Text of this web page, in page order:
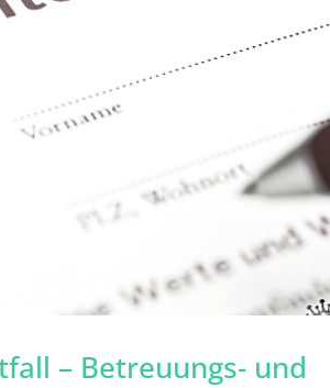
– Betreuungs- und